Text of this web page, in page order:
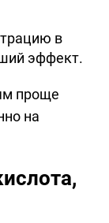
в
эффект.
проще
на